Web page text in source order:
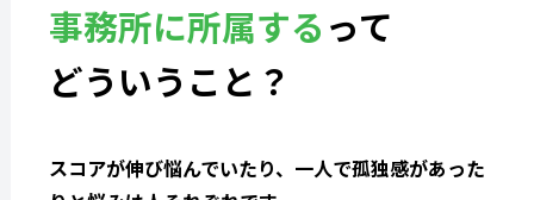
事務所に所属するって
どういうこと？
スコアが伸び悩んでいたり、一人で孤独感があった